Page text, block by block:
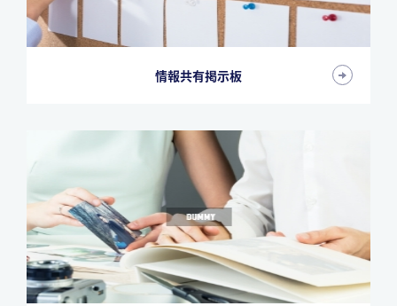
情報共有掲示板